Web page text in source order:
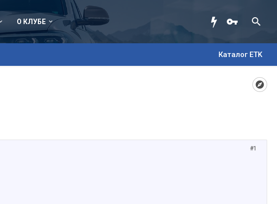
Каталог ETK
О КЛУБЕ
#1